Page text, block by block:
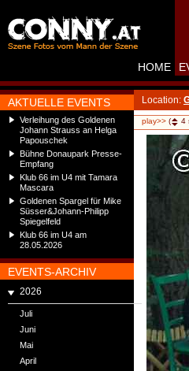
AKTUELLE EVENTS
Verleihung des Goldenen
Johann Strauss an Helga
Papouschek
Bühne Donaupark Presse-
Empfang
Klub 66 im U4 mit Tamara
Mascara
Goldenen Spargel für Mike
Süsser&Johann-Philipp
Spiegelfeld
Klub 66 im U4 am
28.05.2026
EVENTS-ARCHIV
2026
Juli
Juni
Mai
April
HOME
Location:
play>> ( 4